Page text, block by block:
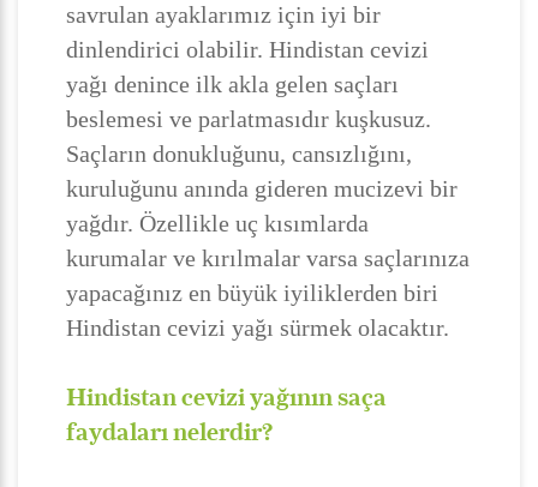
savrulan ayaklarımız için iyi bir
dinlendirici olabilir. Hindistan cevizi
yağı denince ilk akla gelen saçları
beslemesi ve parlatmasıdır kuşkusuz.
Saçların donukluğunu, cansızlığını,
kuruluğunu anında gideren mucizevi bir
yağdır. Özellikle uç kısımlarda
kurumalar ve kırılmalar varsa saçlarınıza
yapacağınız en büyük iyiliklerden biri
Hindistan cevizi yağı sürmek olacaktır.
Hindistan cevizi yağının saça
faydaları nelerdir?